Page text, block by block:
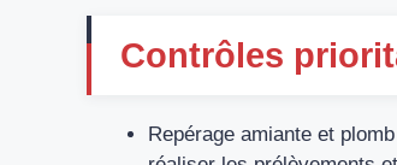
Contrôles
Repérage amiante et